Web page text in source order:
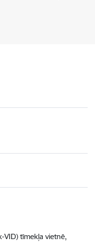
VID) tīmekļa vietnē,